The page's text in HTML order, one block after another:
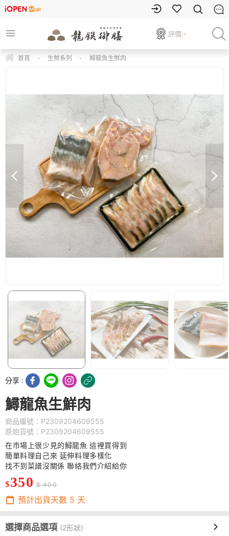
評價:-
首頁 - 生鮮系列 - 鱘龍魚生鮮肉
分享 :
鱘龍魚生鮮肉
商品編號：P2309204609555
原始貨號：P2309204609555
在市場上很少見的鱘龍魚 這裡買得到
簡單料理自己來 延伸料理多樣化
找不到菜譜沒關係 聯絡我們介紹給你
$350 $ 400
預計出貨天數 5 天
選擇商品選項 (2形狀)